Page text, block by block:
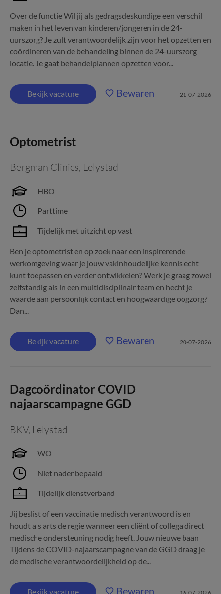
Over de functie Wil jij als gedragsdeskundige een verschil
maken in het leven van kinderen/jongeren in de 24-
uurszorg? Je zult verantwoordelijk zijn voor het opzetten en
coördineren van de behandeling binnen de 24-uurszorg
locatie. Je gaat behandelplannen opzetten voor...
Bekijk vacature Bewaren 21-07-2026
Optometrist
Bergman Clinics, Lelystad
HBO
Parttime
Tijdelijk met uitzicht op vast
Ben je optometrist en op zoek naar een inspirerende
werkomgeving waar je jouw vakinhoudelijke kennis echt
kunt toepassen en verder ontwikkelen? Werk je graag zowel
zelfstandig als in een multidisciplinair team en hecht je
waarde aan persoonlijk contact en hoogwaardige oogzorg?
Dan...
Bekijk vacature Bewaren 20-07-2026
Dagcoördinator COVID
najaarscampagne GGD
BKV, Lelystad
WO
Niet nader bepaald
Tijdelijk dienstverband
Jij beslist of een vaccinatie medisch verantwoord is en
houdt als arts de regie wanneer een cliënt of collega direct
medische ondersteuning nodig heeft. Jouw nieuwe baan
Tijdens de COVID-najaarscampagne van de GGD draag je
de medische verantwoordelijkheid op de...
Bekijk vacature Bewaren 16-07-2026